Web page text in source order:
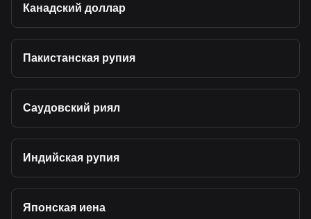
Канадский доллар
Пакистанская рупия
Саудовский риял
Индийская рупия
Японская иена